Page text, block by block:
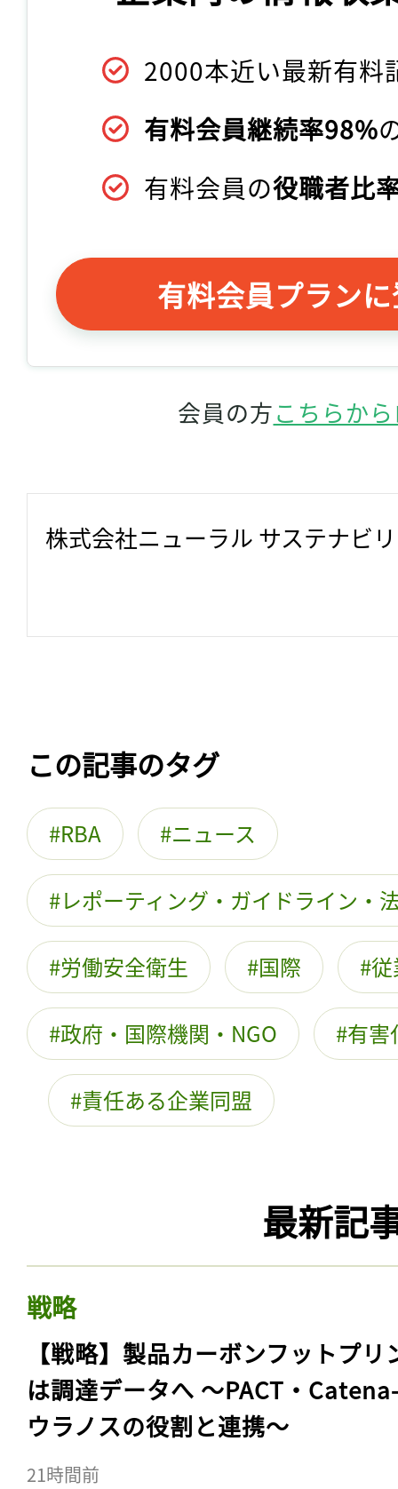
2000本近い最新有料
有料会員継続率98%
有料会員の役職者比
有料会員プラン
会員の方こちらか
株式会社ニューラル サステナビ
この記事のタグ
RBA ニュース
レポーティング・ガイドライン・
労働安全衛生 国際
政府・国際機関・NGO 有害
責任ある企業同盟
最新記
戦略
【戦略】製品カーボンフットプリ
は調達データへ 〜PACT・
ウラノスの役割と連携〜
21時間前